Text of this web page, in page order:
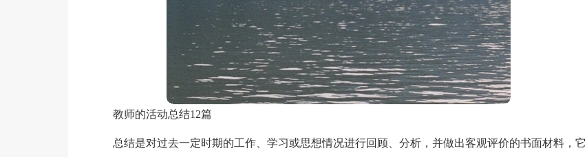
教师的活动总结12篇
总结是对过去一定时期的工作、学习或思想情况进行回顾、分析，并做出客观评价的书面材料，它